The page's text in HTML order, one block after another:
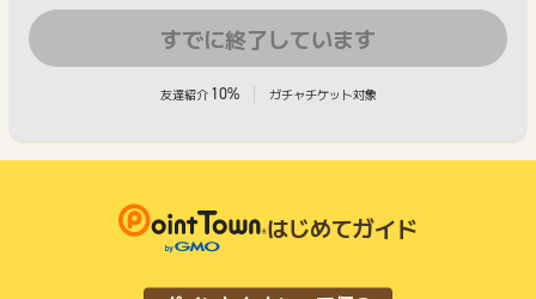
すでに終了しています
友達紹介 10% ガチャチケット対象
はじめてガイド